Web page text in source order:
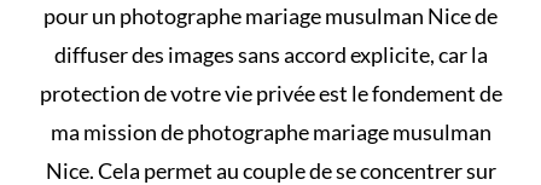
pour un photographe mariage musulman Nice de
diffuser des images sans accord explicite, car la
protection de votre vie privée est le fondement de
ma mission de photographe mariage musulman
Nice. Cela permet au couple de se concentrer sur